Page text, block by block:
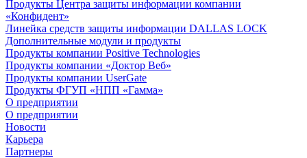
Продукты Центра защиты информации компании
«Конфидент»
Линейка средств защиты информации DALLAS LOCK
Дополнительные модули и продукты
Продукты компании Positive Technologies
Продукты компании «Доктор Веб»
Продукты компании UserGate
Продукты ФГУП «НПП «Гамма»
О предприятии
О предприятии
Новости
Карьера
Партнеры